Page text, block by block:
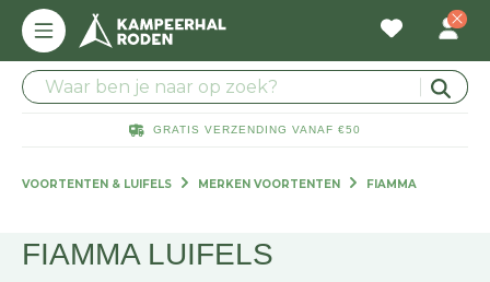
GRATIS VERZENDING VANAF €50
VOORTENTEN & LUIFELS MERKEN VOORTENTEN FIAMMA
FIAMMA LUIFELS